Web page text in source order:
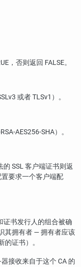
，否则返回 FALSE。
或者 TLSv1）。
AES256-SHA）。
SSL 客户端证书则返
置要求一个客户端配
证书发行人的组合被确
其拥有者 — 拥有者应该
证书）。
接收来自于这个 CA 的